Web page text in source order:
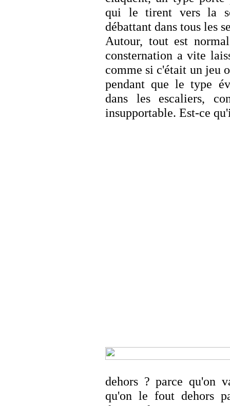
qui le tirent vers la
débattant dans tous les
Autour, tout est
consternation a vite
comme si c'était un jeu
pendant que le type
dans les escaliers,
insupportable. Est-ce
dehors ? parce qu'on
qu'on le fout dehors